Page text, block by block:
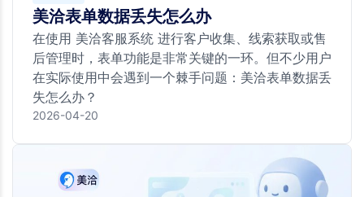
美洽表单数据丢失怎么办
在使用 美洽客服系统 进行客户收集、线索获取或售
后管理时，表单功能是非常关键的一环。但不少用户
在实际使用中会遇到一个棘手问题：美洽表单数据丢
失怎么办？
2026-04-20